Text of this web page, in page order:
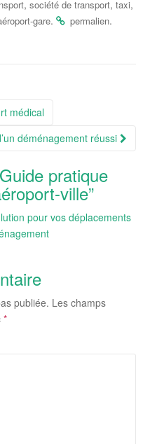
, société de transport, taxi,
gare. permalien.
médical
déménagement réussi
Guide pratique
ville”
pour vos déplacements
publiée. Les champs
*